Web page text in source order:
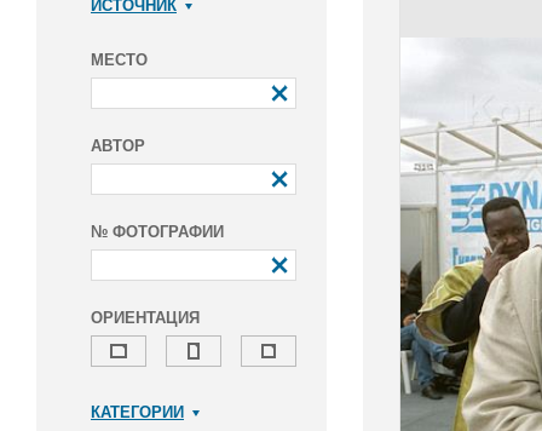
ИСТОЧНИК
МЕСТО
АВТОР
№ ФОТОГРАФИИ
ОРИЕНТАЦИЯ
КАТЕГОРИИ